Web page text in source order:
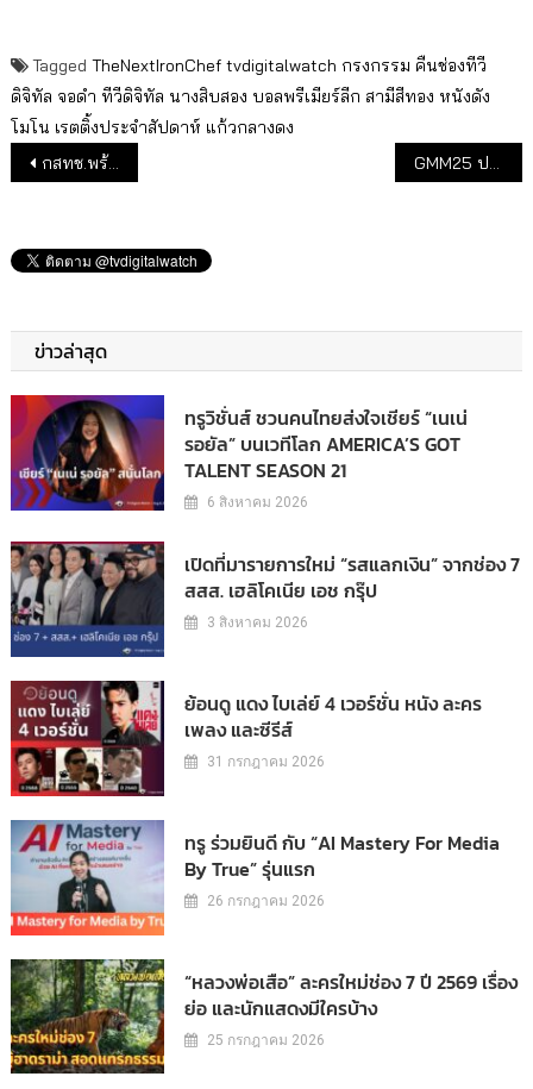
Tagged TheNextIronChef tvdigitalwatch กรงกรรม คืนช่องทีวี
ดิจิทัล จอดำ ทีวีดิจิทัล นางสิบสอง บอลพรีเมียร์ลีก สามีสีทอง หนังดัง
โมโน เรตติ้งประจำสัปดาห์ แก้วกลางดง
แนะแนวเรื่อง
กสทช.พร้อมเพย์ จ่ายรับจอดำ 3 ช่องแรก 1,377 ลบ. 16 ส.ค.นี้ GMM25 ปรับกลยุทธ์ใหม่ อัดคอนเทนต์เด็ดลงผัง
ข่าวล่าสุด
ทรูวิชั่นส์ ชวนคนไทยส่งใจเชียร์ “เนเน่
รอยัล” บนเวทีโลก AMERICA’S GOT
TALENT SEASON 21
6 สิงหาคม 2026
เปิดที่มารายการใหม่ “รสแลกเงิน” จากช่อง 7
สสส. เฮลิโคเนีย เอช กรุ๊ป
3 สิงหาคม 2026
ย้อนดู แดง ไบเล่ย์ 4 เวอร์ชั่น หนัง ละคร
เพลง และซีรีส์
31 กรกฎาคม 2026
ทรู ร่วมยินดี กับ “AI Mastery For Media
By True” รุ่นแรก
26 กรกฎาคม 2026
“หลวงพ่อเสือ” ละครใหม่ช่อง 7 ปี 2569 เรื่อง
ย่อ และนักแสดงมีใครบ้าง
25 กรกฎาคม 2026